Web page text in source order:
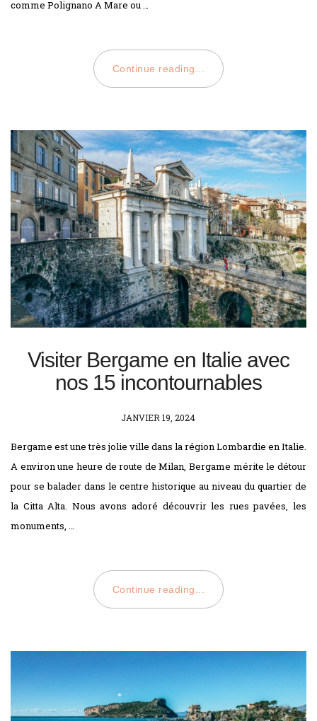
comme Polignano A Mare ou …
Continue reading...
Visiter Bergame en Italie avec
nos 15 incontournables
POSTED
JANVIER 19, 2024
Bergame est une très jolie ville dans la région Lombardie en Italie.
A environ une heure de route de Milan, Bergame mérite le détour
pour se balader dans le centre historique au niveau du quartier de
la Citta Alta. Nous avons adoré découvrir les rues pavées, les
monuments, …
Continue reading...